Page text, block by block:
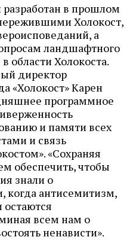
в прошлом
Холокост,
а
ландшафтного
области Холокоста.
директор
«Холокост» Карен
программное
и памяти всех
и связь
«Сохраняя
обеспечить, чтобы
знали о
когда антисемитизм,
остаются
всем нам о
ненависти».